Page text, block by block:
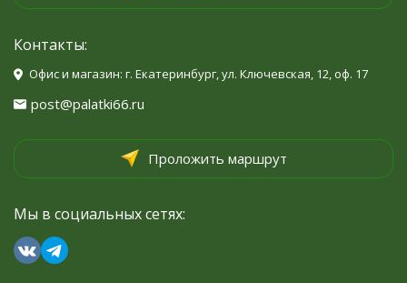
Контакты:
Офис и магазин: г. Екатеринбург, ул. Ключевская, 12, оф. 17
post@palatki66.ru
Проложить маршрут
Мы в социальных сетях: